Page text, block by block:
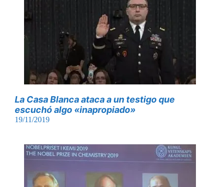
La Casa Blanca ataca a un testigo que
escuchó algo «inapropiado»
19/11/2019